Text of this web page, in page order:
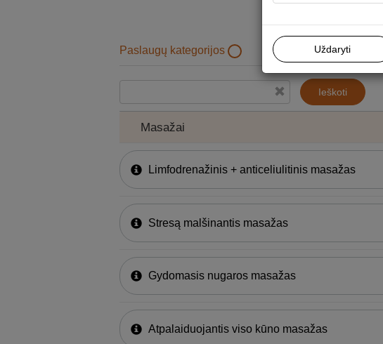
Paslaugų kategorijos
Masažai
Ieškoti
Masažai
Limfodrenažinis + anticeliulitinis masažas
Stresą malšinantis masažas
Gydomasis nugaros masažas
Atpalaiduojantis viso kūno masažas
Uždaryti